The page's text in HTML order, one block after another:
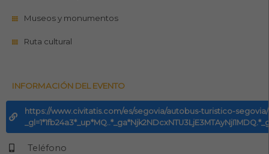
Museos y monumentos
Ruta cultural
INFORMACIÓN DEL EVENTO
https://www.civitatis.com/es/segovia/autobus-turistico-
Teléfono